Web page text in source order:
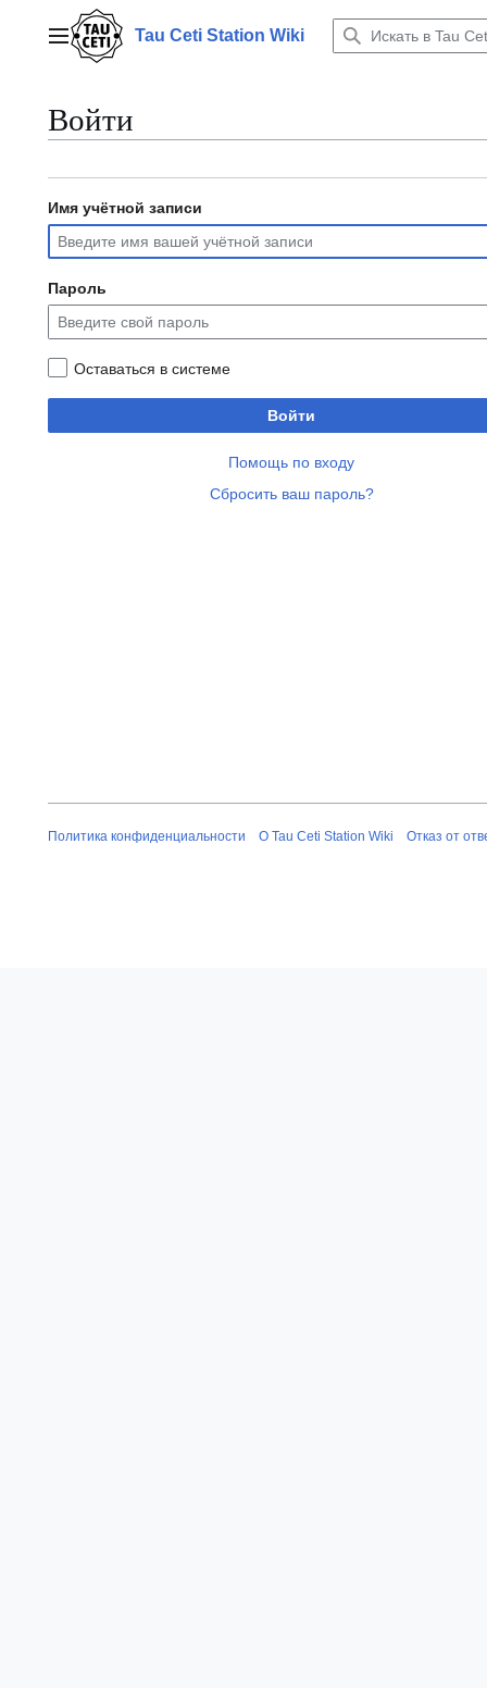
содержаниюГлавное менюTau Ceti Station Wiki
Войти
Имя учётной записи
Пароль
Оставаться в системе
Войти
Помощь по входу
Сбросить ваш пароль?
Политика конфиденциальности О Tau Ceti Station Wiki Отказ от